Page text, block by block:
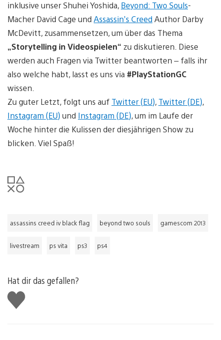
inklusive unser Shuhei Yoshida, Beyond: Two Souls-
Macher David Cage und Assassin’s Creed Author Darby
McDevitt, zusammensetzen, um über das Thema
„Storytelling in Videospielen“ zu diskutieren. Diese
werden auch Fragen via Twitter beantworten – falls ihr
also welche habt, lasst es uns via #PlayStationGC
wissen.
Zu guter Letzt, folgt uns auf Twitter (EU), Twitter (DE),
Instagram (EU) und Instagram (DE), um im Laufe der
Woche hinter die Kulissen der diesjährigen Show zu
blicken. Viel Spaß!
assassins creed iv black flag beyond two souls gamescom 2013
livestream ps vita ps3 ps4
Hat dir das gefallen?
Gefällt
mir